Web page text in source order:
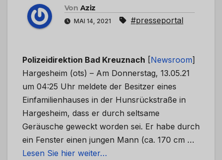
Von Aziz
MAI 14, 2021 #presseportal
Polizeidirektion Bad Kreuznach [Newsroom]
Hargesheim (ots) – Am Donnerstag, 13.05.21
um 04:25 Uhr meldete der Besitzer eines
Einfamilienhauses in der Hunsrückstraße in
Hargesheim, dass er durch seltsame
Geräusche geweckt worden sei. Er habe durch
ein Fenster einen jungen Mann (ca. 170 cm …
Lesen Sie hier weiter…